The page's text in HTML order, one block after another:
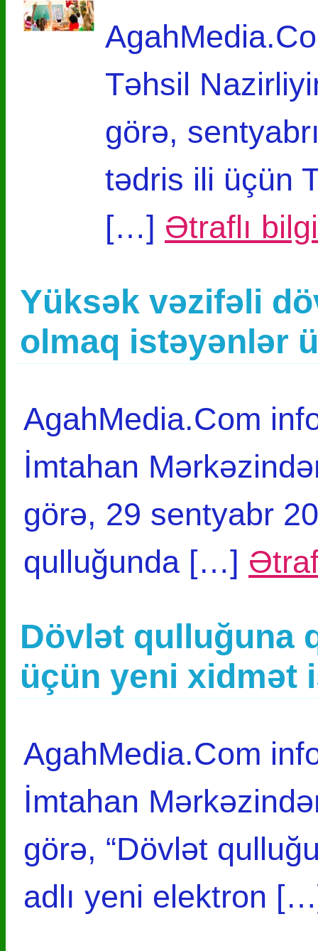
Təhsil
görə,
tədris ili üçün
[…] Ətraflı
Yüksək vəzifəli
olmaq istəyənlər
AgahMedia.Com
İmtahan
görə, 29 sentyabr
qulluğunda […]
Dövlət qulluğuna
üçün yeni
AgahMedia.Com
İmtahan
görə, “Dövlət
adlı yeni elektron